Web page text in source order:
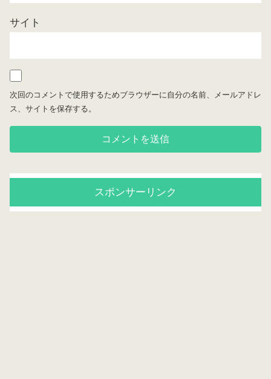
サイト
次回のコメントで使用するためブラウザーに自分の名前、メールアドレ
ス、サイトを保存する。
スポンサーリンク